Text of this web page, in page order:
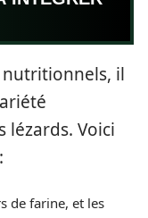
nutritionnels, il
lézards. Voici
de farine, et les